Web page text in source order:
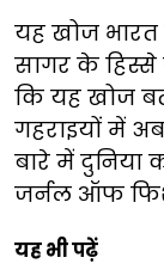
यह खोज भारत
सागर के हिस्से
कि यह खोज
गहराइयों में
बारे में दुनिया
जर्नल ऑफ
यह भी पढ़ें